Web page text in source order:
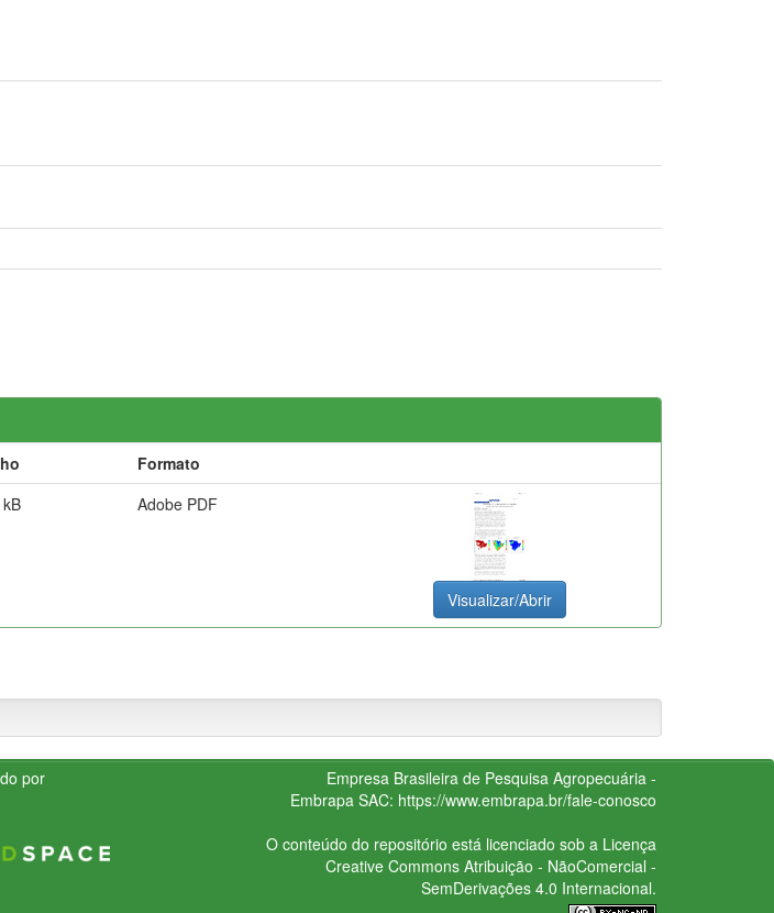
Formato
Adobe PDF
Visualizar/Abrir
por
Empresa Brasileira de Pesquisa Agropecuária -
Embrapa SAC: https://www.embrapa.br/fale-conosco
O conteúdo do repositório está licenciado sob a Licença
Creative CommonsAtribuição - NãoComercial -
SemDerivações 4.0 Internacional.